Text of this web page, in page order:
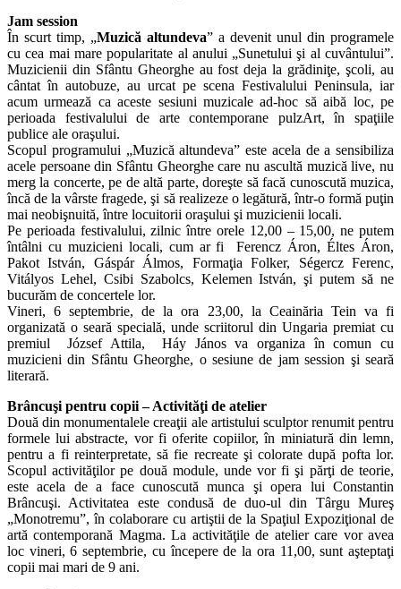
Jam session
În scurt timp, „Muzică altundeva” a devenit unul din programele
cu cea mai mare popularitate al anului „Sunetului şi al cuvântului”.
Muzicienii din Sfântu Gheorghe au fost deja la grădiniţe, şcoli, au
cântat în autobuze, au urcat pe scena Festivalului Peninsula, iar
acum urmează ca aceste sesiuni muzicale ad-hoc să aibă loc, pe
perioada festivalului de arte contemporane pulzArt, în spaţiile
publice ale oraşului.
Scopul programului „Muzică altundeva” este acela de a sensibiliza
acele persoane din Sfântu Gheorghe care nu ascultă muzică live, nu
merg la concerte, pe de altă parte, doreşte să facă cunoscută muzica,
încă de la vârste fragede, şi să realizeze o legătură, într-o formă puţin
mai neobişnuită, între locuitorii oraşului şi muzicienii locali.
Pe perioada festivalului, zilnic între orele 12,00 – 15,00, ne putem
întâlni cu muzicieni locali, cum ar fi Ferencz Áron, Éltes Áron,
Pakot István, Gáspár Álmos, Formaţia Folker, Ségercz Ferenc,
Vitályos Lehel, Csibi Szabolcs, Kelemen István, şi putem să ne
bucurăm de concertele lor.
Vineri, 6 septembrie, de la ora 23,00, la Ceainăria Tein va fi
organizată o seară specială, unde scriitorul din Ungaria premiat cu
premiul József Attila, Háy János va organiza în comun cu
muzicieni din Sfântu Gheorghe, o sesiune de jam session şi seară
literară.
Brâncuşi pentru copii – Activităţi de atelier
Două din monumentalele creaţii ale artistului sculptor renumit pentru
formele lui abstracte, vor fi oferite copiilor, în miniatură din lemn,
pentru a fi reinterpretate, să fie recreate şi colorate după pofta lor.
Scopul activităţilor pe două module, unde vor fi şi părţi de teorie,
este acela de a face cunoscută munca şi opera lui Constantin
Brâncuşi. Activitatea este condusă de duo-ul din Târgu Mureş
„Monotremu”, în colaborare cu artiştii de la Spaţiul Expoziţional de
artă contemporană Magma. La activităţile de atelier care vor avea
loc vineri, 6 septembrie, cu începere de la ora 11,00, sunt aşteptaţi
copii mai mari de 9 ani.